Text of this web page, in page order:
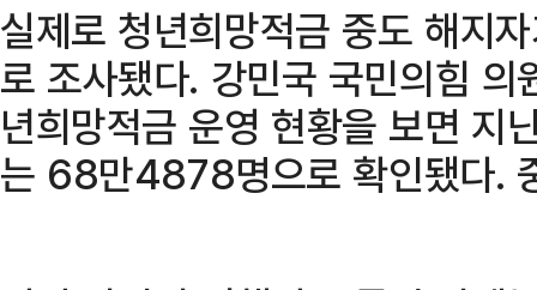
실제로 청년희망적금 중도 해지
로 조사됐다. 강민국 국민의힘
년희망적금 운영 현황을 보면 지
는 68만4878명으로 확인됐다.